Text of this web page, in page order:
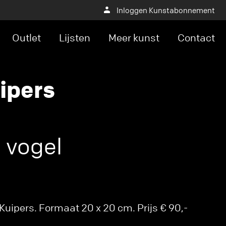
Inloggen Kunstabonnement
Outlet Lijsten Meer kunst Contact
vogel
Formaat 20 x 20 cm. Prijs € 90,-